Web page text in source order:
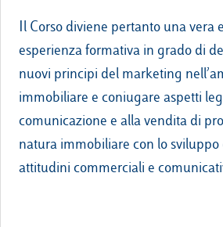
Il Corso diviene pertanto una vera
esperienza formativa in grado di
nuovi principi del marketing
immobiliare e coniugare aspetti
comunicazione e alla vendita di
natura immobiliare con lo
attitudini commerciali e